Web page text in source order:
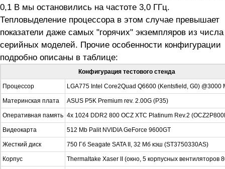
0,1 В мы остановились на частоте 3,0 ГГц.
Тепловыделение процессора в этом случае превышает
показатели даже самых "горячих" экземпляров из числа
серийных моделей. Прочие особенности конфигурации
подробно описаны в таблице:
Конфигурация тестового стенда
Процессор LGA775 Intel Core2Quad Q6600 (Kentsfield, G0) @3000
Материнская плата ASUS P5K Premium rev. 2.00G (P35)
Оперативная память 4x 1024 DDR2 800 OCZ XTC Platinum Rev.2
Видеокарта 512 Mb Palit NVIDIA GeForce 9600GT
Жесткий диск 750 Гб Seagate SATA II, 32 Мб кэш (ST3750330AS)
Корпус Thermaltake Xaser II (окно, 5 корпусных вентиляторов